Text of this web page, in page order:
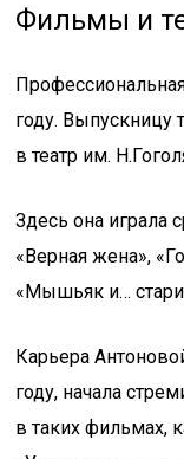
Фильмы и
году. Выпускницу
в театр им.
Здесь она играла
«Верная жена»,
«Мышьяк и…
Карьера
году, начала
в таких фильмах,